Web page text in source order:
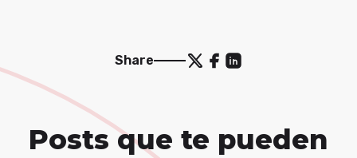
Share
Posts que te pueden